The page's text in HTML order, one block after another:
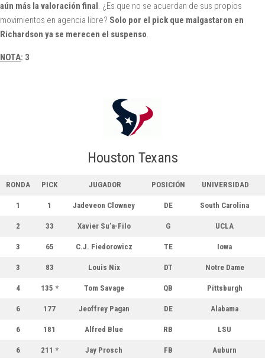
aún más la valoración final. ¿Es que no se acuerdan de sus propios
movimientos en agencia libre? Solo por el pick que malgastaron en
Richardson ya se merecen el suspenso.
NOTA: 3
Houston Texans
RONDA PICK JUGADOR POSICIÓN UNIVERSIDAD
1 1 Jadeveon Clowney DE South Carolina
2 33 Xavier Su’a-Filo G UCLA
3 65 C.J. Fiedorowicz TE Iowa
3 83 Louis Nix DT Notre Dame
4 135 * Tom Savage QB Pittsburgh
6 177 Jeoffrey Pagan DE Alabama
6 181 Alfred Blue RB LSU
6 211 * Jay Prosch FB Auburn